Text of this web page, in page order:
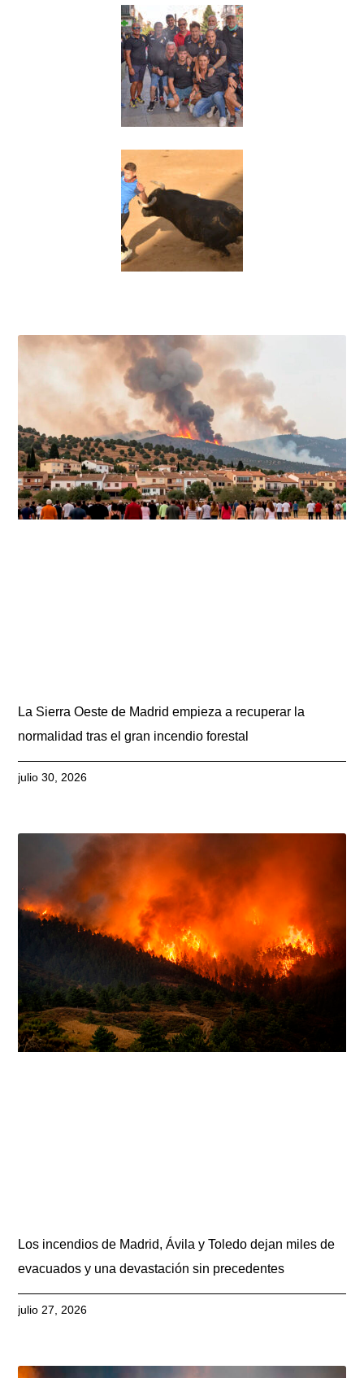
La Sierra Oeste de Madrid empieza a recuperar la
normalidad tras el gran incendio forestal
julio 30, 2026
Los incendios de Madrid, Ávila y Toledo dejan miles de
evacuados y una devastación sin precedentes
julio 27, 2026